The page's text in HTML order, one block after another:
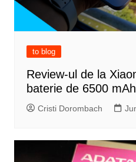
to blog
Review-ul de la
baterie de 6500 mAh
Cristi Dorombach